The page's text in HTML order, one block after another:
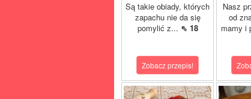
Są takie obiady, których
zapachu nie da się
pomylić z... ⇖ 18
Zobacz przepis!
Nasz
od
mamy i